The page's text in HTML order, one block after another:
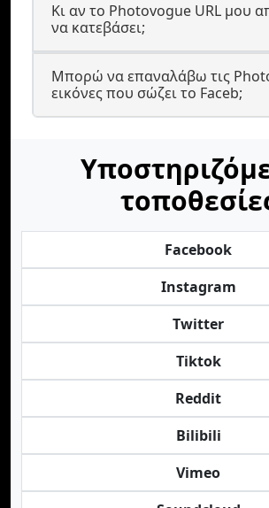
Κι αν το Photovogue URL μου
να κατεβάσει;
Μπορώ να επαναλάβω τις
εικόνες που σώζει το Faceb;
Facebook
Instagram
Twitter
Tiktok
Reddit
Bilibili
Vimeo